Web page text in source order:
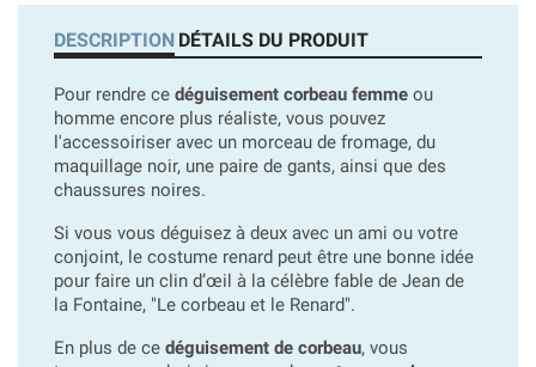
DESCRIPTION DÉTAILS DU PRODUIT
Pour rendre ce déguisement corbeau femme ou
homme encore plus réaliste, vous pouvez
l'accessoiriser avec un morceau de fromage, du
maquillage noir, une paire de gants, ainsi que des
chaussures noires.
Si vous vous déguisez à deux avec un ami ou votre
conjoint, le costume renard peut être une bonne idée
pour faire un clin d’œil à la célèbre fable de Jean de
la Fontaine, "Le corbeau et le Renard".
En plus de ce déguisement de corbeau, vous